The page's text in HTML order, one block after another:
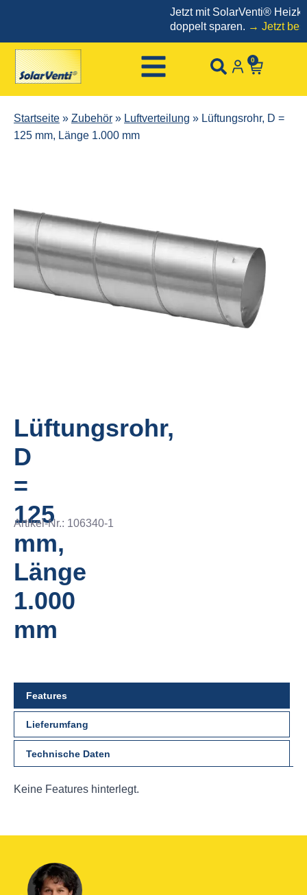
Jetzt mit SolarVenti®
doppelt sparen.→ Jetzt
0
Startseite » Zubehör » Luftverteilung » Lüftungsrohr, D =
125 mm, Länge 1.000 mm
Lüftungsrohr,
D
=
125
mm,
Länge
1.000
mm
Artikel-Nr.: 106340-1
Features
Lieferumfang
Technische Daten
Keine Features hinterlegt.